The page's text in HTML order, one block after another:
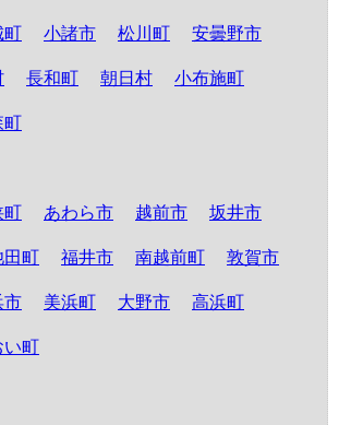
町 小諸市 松川町 安曇野市
長和町 朝日村 小布施町
町
町 あわら市 越前市 坂井市
田町 福井市 南越前町 敦賀市
市 美浜町 大野市 高浜町
い町